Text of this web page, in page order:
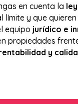
en cuenta la
límite y que
equipo jurídico e
propiedades
y